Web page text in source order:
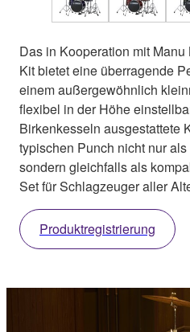
Das in Kooperation mit
Kit bietet eine überragende
einem außergewöhnlich
flexibel in der Höhe
Birkenkesseln ausgestattete
typischen Punch nicht nur
sondern gleichfalls als
Set für Schlagzeuger aller
Produktregistrierung